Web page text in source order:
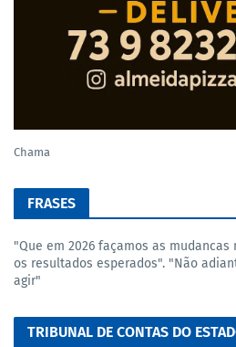
Chama
FRASES
"Que em 2026 façamos as
os resultados esperados". "Não
agir"
TRIBUNAL DE CONTAS DO